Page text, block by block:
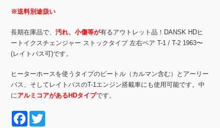
※送料別途扱い
長期在庫品で、汚れ、小傷等が有るアウトレット品！DANSK HDヒ
ートイクスチェンジャー ストックタイプ 左右ペア T-1 / T-2 1963〜
(レイトバス可)です。
ヒーターホースを使うタイプのビートル（カルマン含む）とアーリー
バス、そしてレイトバスのT-1エンジン搭載車にも使用可能です。中
にアルミコアがあるHDタイプです。
F